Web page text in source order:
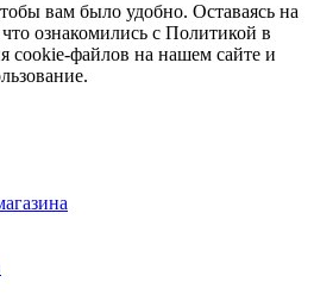
вам было удобно. Оставаясь на
ознакомились с Политикой в
cookie-файлов на нашем сайте и